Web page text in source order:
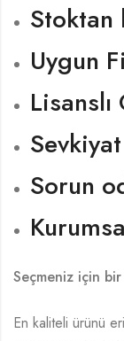
Stoktan
Uygun
Sorun
Seçmeniz için
En kaliteli ürünü